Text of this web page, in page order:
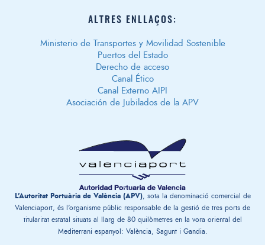
ALTRES ENLLAÇOS:
Ministerio de Transportes y Movilidad Sostenible
Puertos del Estado
Derecho de acceso
Canal Ético
Canal Externo AIPI
Asociación de Jubilados de la APV
L'Autoritat Portuària de València (APV), sota la denominació comercial de
Valenciaport, és l'organisme públic responsable de la gestió de tres ports de
titularitat estatal situats al llarg de 80 quilòmetres en la vora oriental del
Mediterrani espanyol: València, Sagunt i Gandia.